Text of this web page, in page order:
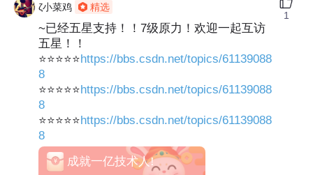
ζ小菜鸡 精选
~已经五星支持！！7级原力！欢迎一起互访
五星！！
⭐⭐⭐⭐⭐https://bbs.csdn.net/topics/61139088
8
⭐⭐⭐⭐⭐https://bbs.csdn.net/topics/61139088
8
⭐⭐⭐⭐⭐https://bbs.csdn.net/topics/61139088
8
成就一亿技术人!
1